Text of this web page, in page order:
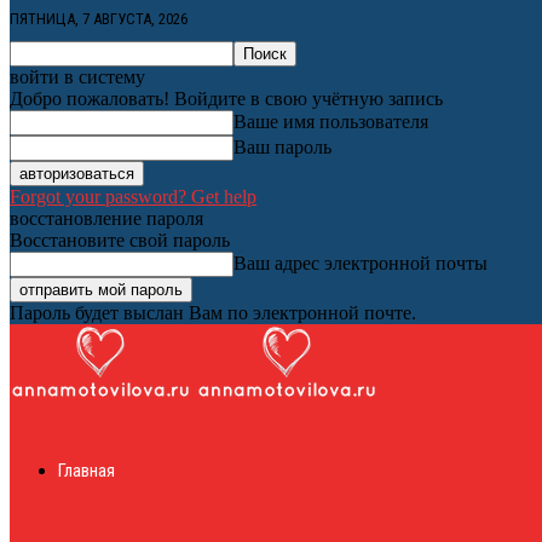
ПЯТНИЦА, 7 АВГУСТА, 2026
войти в систему
Добро пожаловать! Войдите в свою учётную запись
Ваше имя пользователя
Ваш пароль
Forgot your password? Get help
восстановление пароля
Восстановите свой пароль
Ваш адрес электронной почты
Пароль будет выслан Вам по электронной почте.
Главная